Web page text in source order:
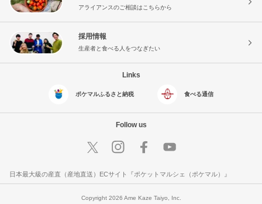
アライアンスのご相談はこちらから
採用情報
生産者と食べる人をつなぎたい
Links
ポケマルふるさと納税 食べる通信
Follow us
日本最大級の産直（産地直送）ECサイト『ポケットマルシェ（ポケマル）』
Copyright 2026 Ame Kaze Taiyo, Inc.